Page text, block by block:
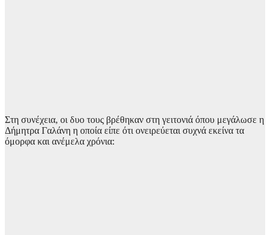
Στη συνέχεια, οι δυο τους βρέθηκαν στη γειτονιά όπου μεγάλωσε η
Δήμητρα Γαλάνη η οποία είπε ότι ονειρεύεται συχνά εκείνα τα
όμορφα και ανέμελα χρόνια: